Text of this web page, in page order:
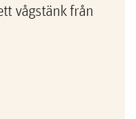
vågstänk från